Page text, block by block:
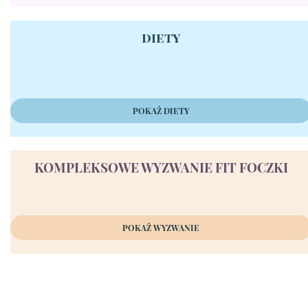
diety
POKAŻ DIETY
KOMPLEKSOWE WYZWANIE FIT FOCZKI
POKAŻ WYZWANIE